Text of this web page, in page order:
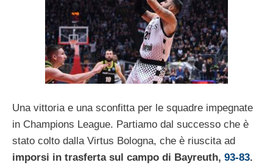
Una vittoria e una sconfitta per le squadre impegnate
in Champions League. Partiamo dal successo che è
stato colto dalla Virtus Bologna, che è riuscita ad
imporsi in trasferta sul campo di Bayreuth, 93-83.